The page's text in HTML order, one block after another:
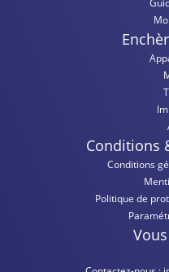
Conditions
Conditions
Politique de